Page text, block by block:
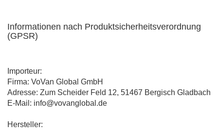
Informationen nach Produktsicherheitsverordnung
(GPSR)
Importeur:
Firma: VoVan Global GmbH
Adresse: Zum Scheider Feld 12, 51467 Bergisch Gladbach
E-Mail: info@vovanglobal.de
Hersteller: